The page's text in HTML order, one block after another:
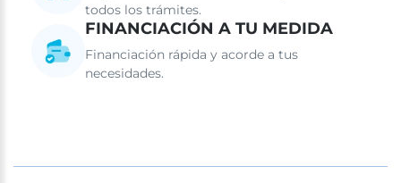
todos los trámites.
FINANCIACIÓN A TU MEDIDA
Financiación rápida y acorde a tus
necesidades.